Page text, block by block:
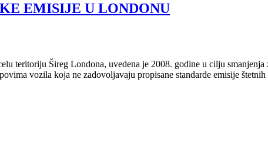
EMISIJE U LONDONU
teritoriju Šireg Londona, uvedena je 2008. godine u cilju
vozila koja ne zadovoljavaju propisane standarde emisije